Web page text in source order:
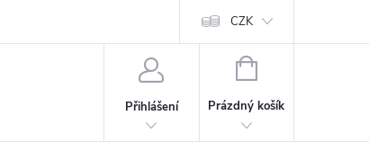
CZK
Přihlášení
NÁKUPNÍ
Prázdný košík